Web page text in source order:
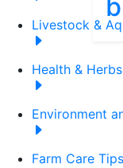
Livestock &
Health & Herbs
Environment
Farm Care Tips